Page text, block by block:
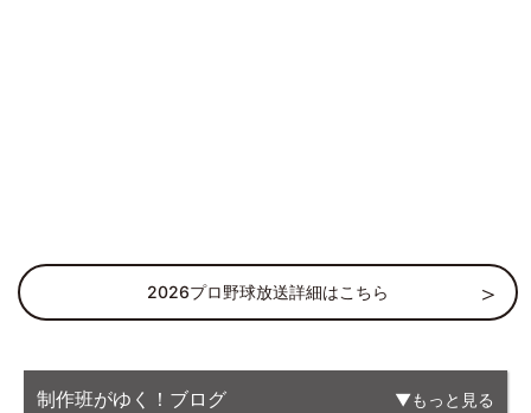
2026プロ野球放送詳細はこちら
制作班がゆく！ブログ もっと見る